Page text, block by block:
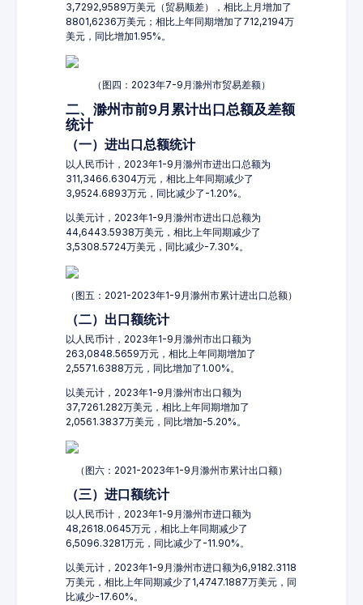
3,7292,9589万美元（贸易顺差），相比上月增加了
8801,6236万美元；相比上年同期增加了712,2194万
美元，同比增加1.95%。
（图四：2023年7-9月滁州市贸易差额）
二、滁州市前9月累计出口总额及差额
统计
（一）进出口总额统计
以人民币计，2023年1-9月滁州市进出口总额为
311,3466.6304万元，相比上年同期减少了
3,9524.6893万元，同比减少了-1.20%。
以美元计，2023年1-9月滁州市进出口总额为
44,6443.5938万美元，相比上年同期减少了
3,5308.5724万美元，同比减少-7.30%。
（图五：2021-2023年1-9月滁州市累计进出口总额）
（二）出口额统计
以人民币计，2023年1-9月滁州市出口额为
263,0848.5659万元，相比上年同期增加了
2,5571.6388万元，同比增加了1.00%。
以美元计，2023年1-9月滁州市出口额为
37,7261.282万美元，相比上年同期增加了
2,0561.3837万美元，同比增加-5.20%。
（图六：2021-2023年1-9月滁州市累计出口额）
（三）进口额统计
以人民币计，2023年1-9月滁州市进口额为
48,2618.0645万元，相比上年同期减少了
6,5096.3281万元，同比减少了-11.90%。
以美元计，2023年1-9月滁州市进口额为6,9182.3118
万美元，相比上年同期减少了1,4747.1887万美元，同
比减少-17.60%。